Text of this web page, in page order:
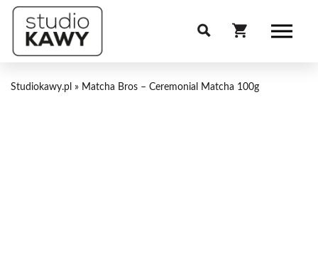
Studiokawy.pl » Matcha Bros – Ceremonial Matcha 100g